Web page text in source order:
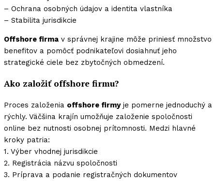
– Ochrana osobných údajov a identita vlastníka
– Stabilita jurisdikcie
Offshore firma v správnej krajine môže priniesť množstvo
benefitov a pomôcť podnikateľovi dosiahnuť jeho
strategické ciele bez zbytočných obmedzení.
Ako založiť offshore firmu?
Proces založenia offshore firmyje pomerne jednoduchý a
rýchly. Väčšina krajín umožňuje založenie spoločnosti
online bez nutnosti osobnej prítomnosti. Medzi hlavné
kroky patria:
1. Výber vhodnej jurisdikcie
2. Registrácia názvu spoločnosti
3. Príprava a podanie registračných dokumentov